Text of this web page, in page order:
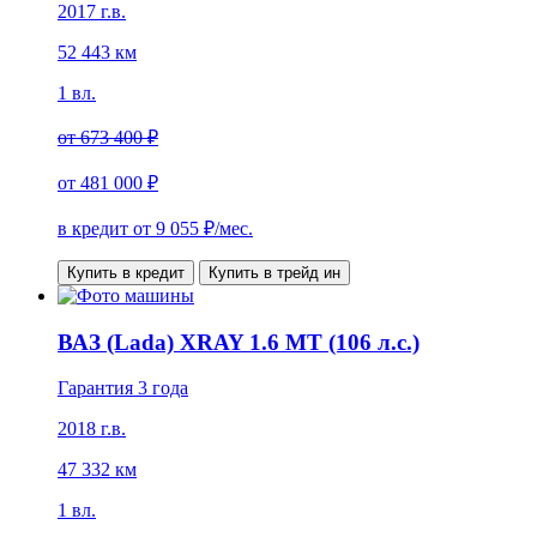
2017 г.в.
52 443 км
1 вл.
от673 400 ₽
от 481 000 ₽
в кредит от 9 055 ₽/мес.
Купить в кредит Купить в трейд ин
ВАЗ (Lada) XRAY 1.6 MT (106 л.с.)
Гарантия 3 года
2018 г.в.
47 332 км
1 вл.